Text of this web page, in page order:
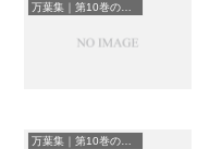
万葉集｜第10巻の和歌一覧
万葉集｜第10巻の和歌一覧